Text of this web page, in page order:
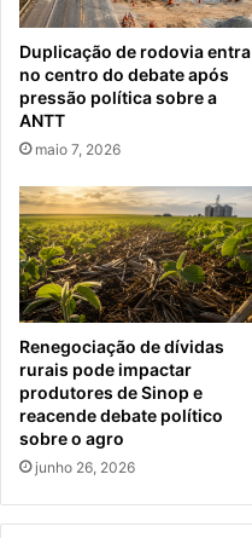
Duplicação de rodovia entra
no centro do debate após
pressão política sobre a
ANTT
maio 7, 2026
Renegociação de dívidas
rurais pode impactar
produtores de Sinop e
reacende debate político
sobre o agro
junho 26, 2026